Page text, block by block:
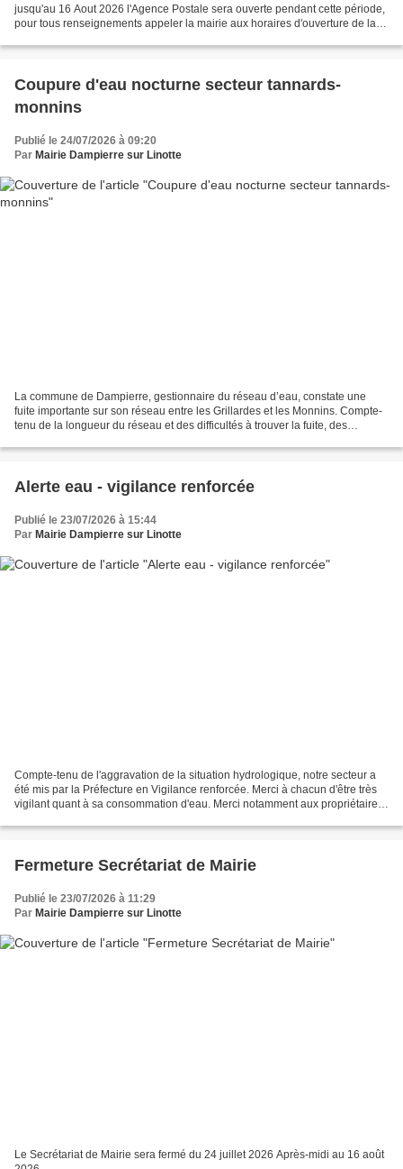
jusqu'au 16 Aout 2026 l'Agence Postale sera ouverte pendant cette période,
pour tous renseignements appeler la mairie aux horaires d'ouverture de la
Coupure d'eau nocturne secteur tannards-
monnins
Publié le 24/07/2026 à 09:20
Par Mairie Dampierre sur Linotte
La commune de Dampierre, gestionnaire du réseau d’eau, constate une
fuite importante sur son réseau entre les Grillardes et les Monnins. Compte-
tenu de la longueur du réseau et des difficultés à trouver la fuite, des
Alerte eau - vigilance renforcée
Publié le 23/07/2026 à 15:44
Par Mairie Dampierre sur Linotte
Compte-tenu de l'aggravation de la situation hydrologique, notre secteur a
été mis par la Préfecture en Vigilance renforcée. Merci à chacun d'être très
vigilant quant à sa consommation d'eau. Merci notamment aux propriétaires
Fermeture Secrétariat de Mairie
Publié le 23/07/2026 à 11:29
Par Mairie Dampierre sur Linotte
Le Secrétariat de Mairie sera fermé du 24 juillet 2026 Après-midi au 16 août